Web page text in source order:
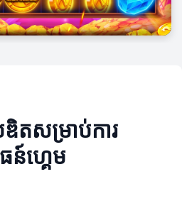
ឌិតសម្រាប់ការ
ន៍ហ្គេម